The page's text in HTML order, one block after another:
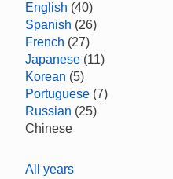
English (40)
Spanish (26)
French (27)
Japanese (11)
Korean (5)
Portuguese (7)
Russian (25)
Chinese
All years